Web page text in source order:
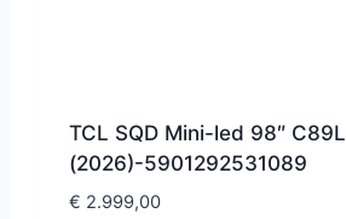
TCL SQD Mini-led 98″ C89L
(2026)-5901292531089
€ 2.999,00